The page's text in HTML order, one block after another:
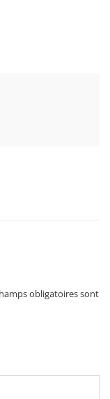
obligatoires sont